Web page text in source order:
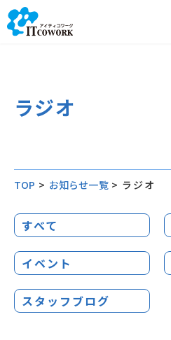
ラジオ
TOP > お知らせ一覧 > ラジオ
すべて
イベント
スタッフブログ